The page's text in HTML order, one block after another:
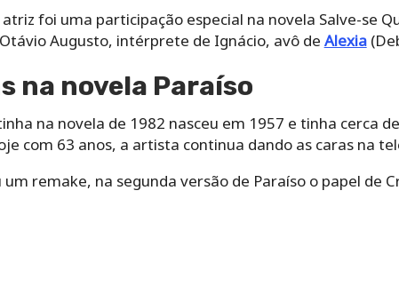
foi uma participação especial na novela Salve-se
Augusto, intérprete de Ignácio, avô de Alexia
na novela Paraíso
na novela de 1982 nasceu em 1957 e tinha cerca
com 63 anos, a artista continua dando as caras na
remake, na segunda versão de Paraíso o papel de